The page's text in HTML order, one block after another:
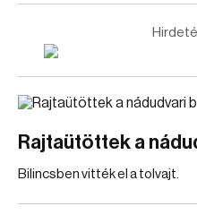
Rajtaütöttek a
Bilincsben vitték el a tolvajt.